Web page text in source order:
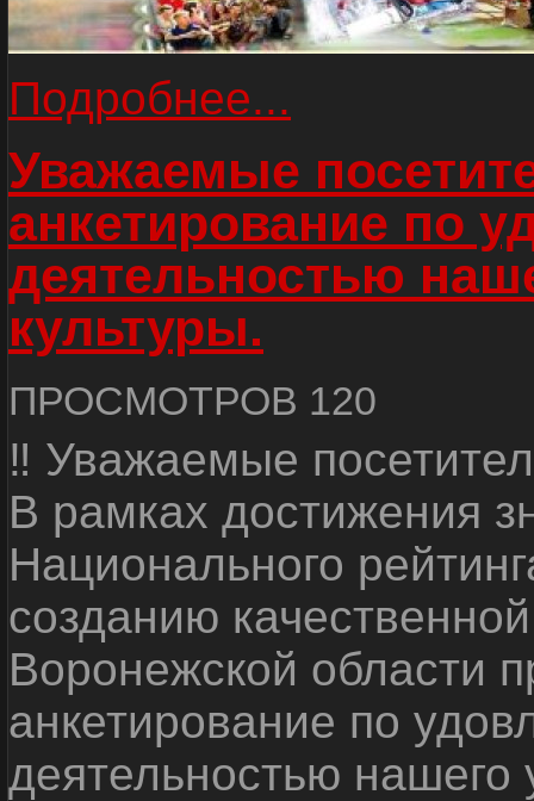
Подробнее...
Уважаемые
анкетирование по
деятельностью
культуры.
ПРОСМОТРОВ 120
‼ Уважаемые
В рамках достижения
Национального
созданию
Воронежской области
анкетирование по
деятельностью нашего